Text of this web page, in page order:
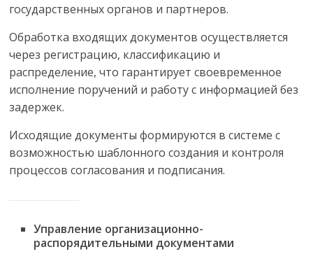
государственных органов и партнеров.
Обработка входящих документов осуществляется
через регистрацию, классификацию и
распределение, что гарантирует своевременное
исполнение поручений и работу с информацией без
задержек.
Исходящие документы формируются в системе с
возможностью шаблонного создания и контроля
процессов согласования и подписания.
Управление организационно-
распорядительными документами